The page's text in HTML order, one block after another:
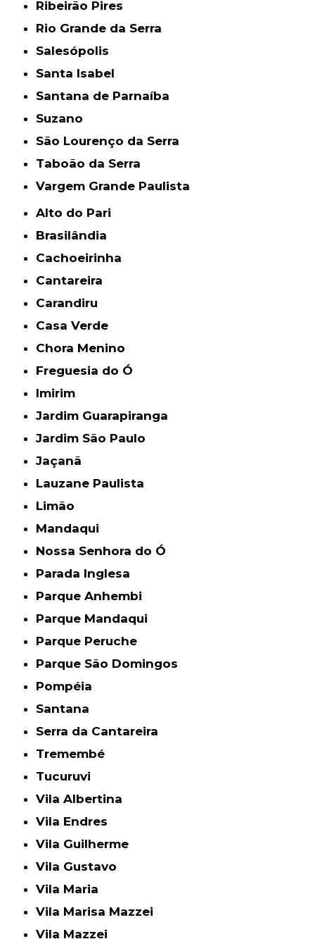
Ribeirão Pires
Rio Grande da Serra
Salesópolis
Santa Isabel
Santana de Parnaíba
Suzano
São Lourenço da Serra
Taboão da Serra
Vargem Grande Paulista
Alto do Pari
Brasilândia
Cachoeirinha
Cantareira
Carandiru
Casa Verde
Chora Menino
Freguesia do Ó
Imirim
Jardim Guarapiranga
Jardim São Paulo
Jaçanã
Lauzane Paulista
Limão
Mandaqui
Nossa Senhora do Ó
Parada Inglesa
Parque Anhembi
Parque Mandaqui
Parque Peruche
Parque São Domingos
Pompéia
Santana
Serra da Cantareira
Tremembé
Tucuruvi
Vila Albertina
Vila Endres
Vila Guilherme
Vila Gustavo
Vila Maria
Vila Marisa Mazzei
Vila Mazzei